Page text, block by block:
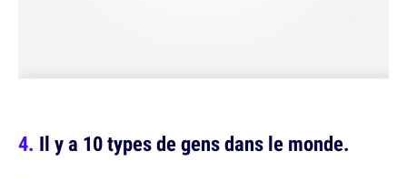
Il y a 10 types de gens dans le monde.